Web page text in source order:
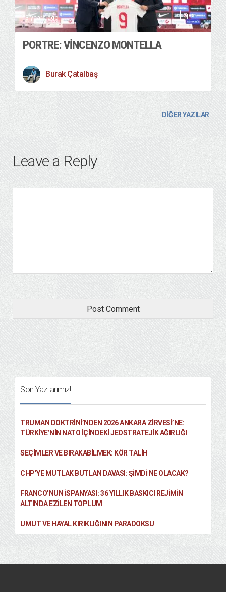
Spor
3 years ago
PORTRE: VINCENZO MONTELLA
Burak Çatalbaş
DİĞER YAZILAR
Leave a Reply
Son Yazılarımız!
TRUMAN DOKTRINI’NDEN 2026 ANKARA ZIRVESI’NE:
TÜRKIYE’NIN NATO İÇINDEKI JEOSTRATEJIK AĞIRLIĞI
SEÇIMLER VE BIRAKABILMEK: KÖR TALIH
CHP’YE MUTLAK BUTLAN DAVASI: ŞİMDİ NE OLACAK?
FRANCO’NUN İSPANYASI: 36 YILLIK BASKICI REJIMIN
ALTINDA EZILEN TOPLUM
UMUT VE HAYAL KIRIKLIĞININ PARADOKSU